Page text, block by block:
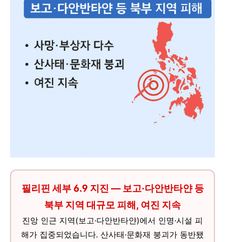
필리핀 세부 6.9 지진 — 보고·다안반타얀 등
북부 지역 대규모 피해, 여진 지속
진앙 인근 지역(보고·다안반타얀)에서 인명·시설 피
해가 집중되었습니다. 산사태·문화재 붕괴가 동반됐